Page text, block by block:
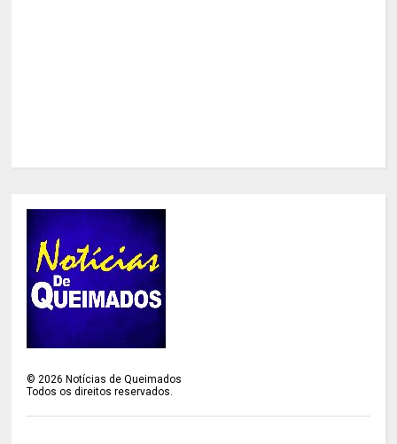
© 2026 Notícias de Queimados
Todos os direitos reservados.